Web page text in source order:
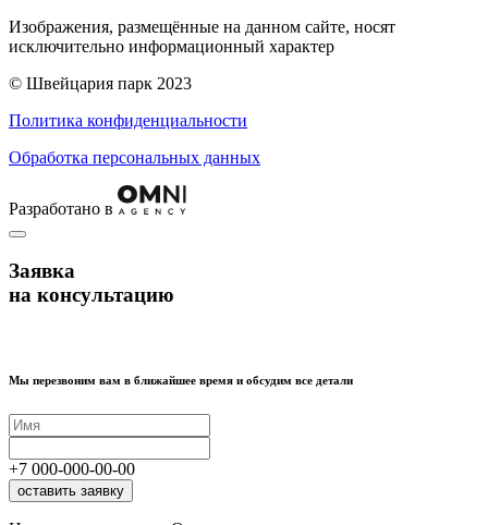
Изображения, размещённые на данном сайте, носят
исключительно информационный характер
© Швейцария парк 2023
Политика конфиденциальности
Обработка персональных данных
Разработано в
Заявка
на консультацию
Мы перезвоним вам в ближайшее время и обсудим все детали
+7 000-000-00-00
оставить заявку